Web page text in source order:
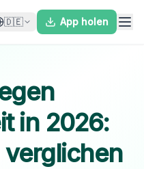
🇩🇪 App holen
in 2026: